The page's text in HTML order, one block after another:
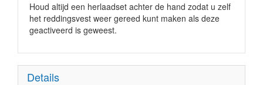
Houd altijd een herlaadset achter de hand zodat u zelf
het reddingsvest weer gereed kunt maken als deze
geactiveerd is geweest.
Details